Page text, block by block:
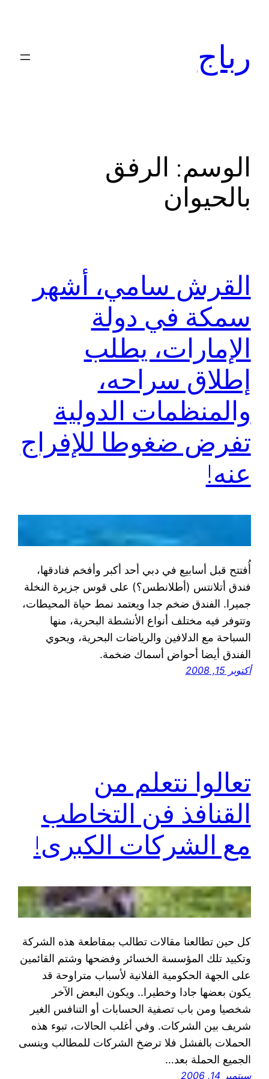
رباج
الوسم: الرفق
بالحيوان
القرش سامي، أشهر
سمكة في دولة
الإمارات، يطلب
إطلاق سراحه،
والمنظمات الدولية
تفرض ضغوطا للإفراج
عنه!
أُفتتح قبل أسابيع في دبي أحد أكبر وأفخم فنادقها،
فندق أتلانتس (أطلانطس؟) على قوس جزيرة النخلة
جميرا. الفندق ضخم جدا ويعتمد نمط حياة المحيطات،
وتتوفر فيه مختلف أنواع الأنشطة البحرية، منها
السباحة مع الدلافين والرياضات البحرية، ويحوي
الفندق أيضا أحواض أسماك ضخمة.
أكتوبر 15, 2008
تعالوا نتعلم من
القنافذ فن التخاطب
مع الشركات الكبرى!
كل حين تطالعنا مقالات تطالب بمقاطعة هذه الشركة
وتكبيد تلك المؤسسة الخسائر وفضحها وشتم القائمين
على الجهة الحكومية الفلانية لأسباب متراوحة قد
يكون بعضها جادا وخطيرا.. ويكون البعض الآخر
شخصيا ومن باب تصفية الحسابات أو التنافس الغير
شريف بين الشركات. وفي أغلب الحالات، تبوء هذه
الحملات بالفشل فلا ترضخ الشركات للمطالب وينسى
الجميع الحملة بعد…
سبتمبر 14, 2006